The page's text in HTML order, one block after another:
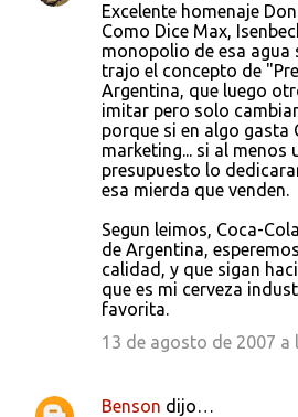
Excelente homenaje
Como Dice Max,
monopolio de esa agua
trajo el concepto de
Argentina, que luego
imitar pero solo
porque si en algo gasta
marketing... si al menos
presupuesto lo
esa mierda que venden.
Segun leimos, Coca-
de Argentina,
calidad, y que sigan
que es mi cerveza
favorita.
13 de agosto de 2007 a
Benson dijo…